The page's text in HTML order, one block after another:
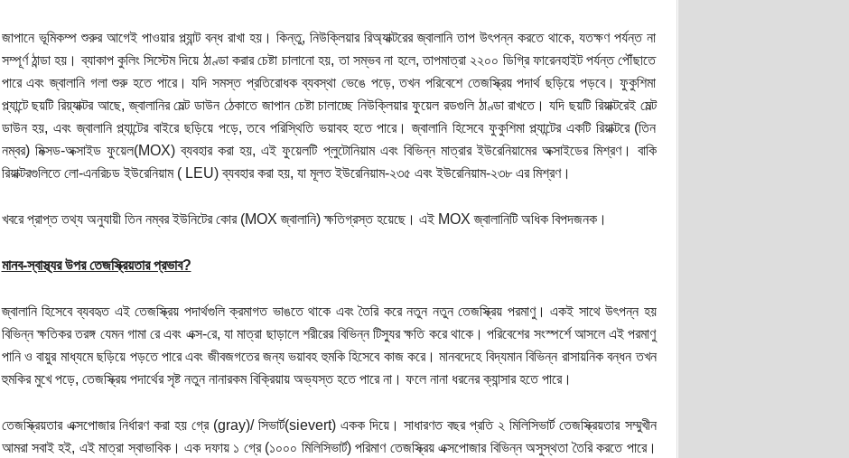
জাপানে ভূমিকম্প শুরুর আগেই পাওয়ার প্ল্যান্ট বন্ধ রাখা হয়। কিন্তু, নিউক্লিয়ার রিঅ্যাক্টরের জ্বালানি তাপ উৎপন্ন করতে থাকে, যতক্ষণ পর্যন্ত না
সম্পূর্ণ ঠান্ডা হয়। ব্যাকাপ কুলিং সিস্টেম দিয়ে ঠাণ্ডা করার চেষ্টা চালানো হয়, তা সম্ভব না হলে, তাপমাত্রা ২২০০ ডিগ্রি ফারেনহাইট পর্যন্ত পৌঁছাতে
পারে এবং জ্বালানি গলা শুরু হতে পারে। যদি সমস্ত প্রতিরোধক ব্যবস্থা ভেঙে পড়ে, তখন পরিবেশে তেজস্ক্রিয় পদার্থ ছড়িয়ে পড়বে। ফুকুশিমা
প্ল্যান্টে ছয়টি রিয়্যাক্টর আছে, জ্বালানির মেল্ট ডাউন ঠেকাতে জাপান চেষ্টা চালাচ্ছে নিউক্লিয়ার ফুয়েল রডগুলি ঠাণ্ডা রাখতে। যদি ছয়টি রিয়াক্টরেই মেল্ট
ডাউন হয়, এবং জ্বালানি প্ল্যান্টের বাইরে ছড়িয়ে পড়ে, তবে পরিস্থিতি ভয়াবহ হতে পারে। জ্বালানি হিসেবে ফুকুশিমা প্ল্যান্টের একটি রিয়াক্টরে (তিন
নম্বর) মিক্সড-অক্সাইড ফুয়েল(MOX) ব্যবহার করা হয়, এই ফুয়েলটি প্লুটোনিয়াম এবং বিভিন্ন মাত্রার ইউরেনিয়ামের অক্সাইডের মিশ্রণ। বাকি
রিয়াক্টরগুলিতে লো-এনরিচড ইউরেনিয়াম ( LEU) ব্যবহার করা হয়, যা মূলত ইউরেনিয়াম-২৩৫ এবং ইউরেনিয়াম-২৩৮ এর মিশ্রণ।
খবরে প্রাপ্ত তথ্য অনুযায়ী তিন নম্বর ইউনিটের কোর (MOX জ্বালানি) ক্ষতিগ্রস্ত হয়েছে। এই MOX জ্বালানিটি অধিক বিপদজনক।
মানব-স্বাস্থ্যর উপর তেজস্ক্রিয়তার প্রভাব?
জ্বালানি হিসেবে ব্যবহৃত এই তেজস্ক্রিয় পদার্থগুলি ক্রমাগত ভাঙতে থাকে এবং তৈরি করে নতুন নতুন তেজস্ক্রিয় পরমাণু। একই সাথে উৎপন্ন হয়
বিভিন্ন ক্ষতিকর তরঙ্গ যেমন গামা রে এবং এক্স-রে, যা মাত্রা ছাড়ালে শরীরের বিভিন্ন টিস্যুর ক্ষতি করে থাকে। পরিবেশের সংস্পর্শে আসলে এই পরমাণু
পানি ও বায়ুর মাধ্যমে ছড়িয়ে পড়তে পারে এবং জীবজগতের জন্য ভয়াবহ হুমকি হিসেবে কাজ করে। মানবদেহে বিদ্যমান বিভিন্ন রাসায়নিক বন্ধন তখন
হুমকির মুখে পড়ে, তেজস্ক্রিয় পদার্থের সৃষ্ট নতুন নানারকম বিক্রিয়ায় অভ্যস্ত হতে পারে না। ফলে নানা ধরনের ক্যান্সার হতে পারে।
তেজস্ক্রিয়তার এক্সপোজার নির্ধারণ করা হয় গ্রে (gray)/ সিভার্ট(sievert) একক দিয়ে। সাধারণত বছর প্রতি ২ মিলিসিভার্ট তেজস্ক্রিয়তার সম্মুখীন
আমরা সবাই হই, এই মাত্রা স্বাভাবিক। এক দফায় ১ গ্রে (১০০০ মিলিসিভার্ট) পরিমাণ তেজস্ক্রিয় এক্সপোজার বিভিন্ন অসুস্থতা তৈরি করতে পারে।